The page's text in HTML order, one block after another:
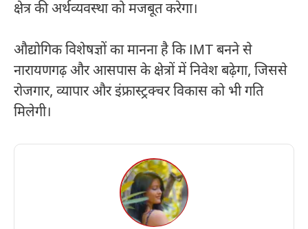
क्षेत्र की अर्थव्यवस्था को मजबूत करेगा।
औद्योगिक विशेषज्ञों का मानना है कि IMT बनने से
नारायणगढ़ और आसपास के क्षेत्रों में निवेश बढ़ेगा, जिससे
रोजगार, व्यापार और इंफ्रास्ट्रक्चर विकास को भी गति
मिलेगी।